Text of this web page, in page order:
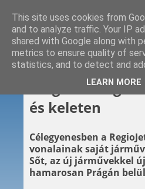
2025. 03. 17.
Sárguló
és keleten
Célegyenesben a
vonalainak saját
Sőt, az új járművekkel
hamarosan Prágán
This site uses cookies from
and to analyze traffic. Your IP
shared with Google along with
metrics to ensure quality of
statistics, and to detect and
LEARN MORE